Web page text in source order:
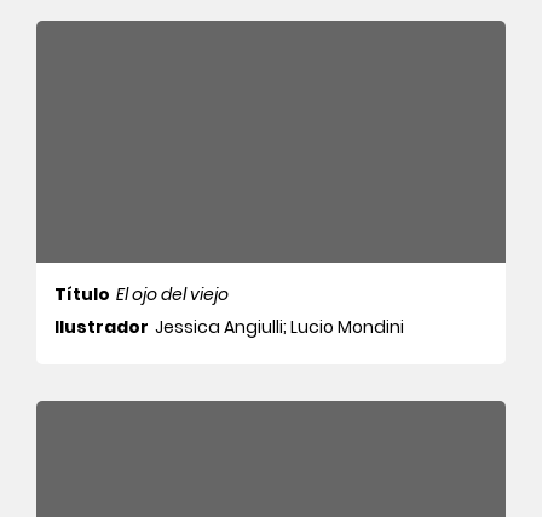
Título El ojo del viejo
Ilustrador Jessica Angiulli; Lucio Mondini